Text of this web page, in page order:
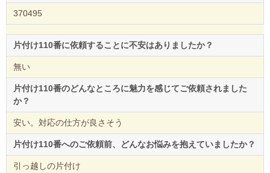
370495
片付け110番に依頼することに不安はありましたか？
無い
片付け110番のどんなところに魅力を感じてご依頼されました
か？
安い。対応の仕方が良さそう
片付け110番へのご依頼前、どんなお悩みを抱えていましたか？
引っ越しの片付け